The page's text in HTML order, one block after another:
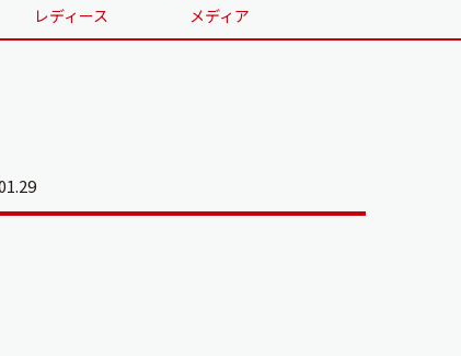
レディース メディア